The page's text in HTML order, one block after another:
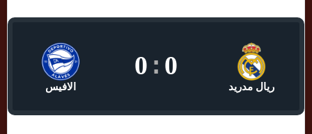
ريال مدريد
0
:
0
الافيس